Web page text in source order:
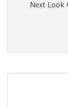
Next Look